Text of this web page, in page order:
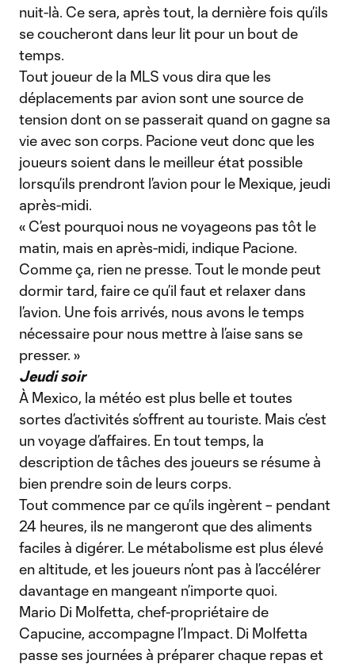
nuit-là. Ce sera, après tout, la dernière fois qu’ils
se coucheront dans leur lit pour un bout de
temps.
Tout joueur de la MLS vous dira que les
déplacements par avion sont une source de
tension dont on se passerait quand on gagne sa
vie avec son corps. Pacione veut donc que les
joueurs soient dans le meilleur état possible
lorsqu’ils prendront l’avion pour le Mexique, jeudi
après-midi.
« C’est pourquoi nous ne voyageons pas tôt le
matin, mais en après-midi, indique Pacione.
Comme ça, rien ne presse. Tout le monde peut
dormir tard, faire ce qu’il faut et relaxer dans
l’avion. Une fois arrivés, nous avons le temps
nécessaire pour nous mettre à l’aise sans se
presser. »
Jeudi soir
À Mexico, la météo est plus belle et toutes
sortes d’activités s’offrent au touriste. Mais c’est
un voyage d’affaires. En tout temps, la
description de tâches des joueurs se résume à
bien prendre soin de leurs corps.
Tout commence par ce qu’ils ingèrent – pendant
24 heures, ils ne mangeront que des aliments
faciles à digérer. Le métabolisme est plus élevé
en altitude, et les joueurs n’ont pas à l’accélérer
davantage en mangeant n’importe quoi.
Mario Di Molfetta, chef-propriétaire de
Capucine, accompagne l’Impact. Di Molfetta
passe ses journées à préparer chaque repas et